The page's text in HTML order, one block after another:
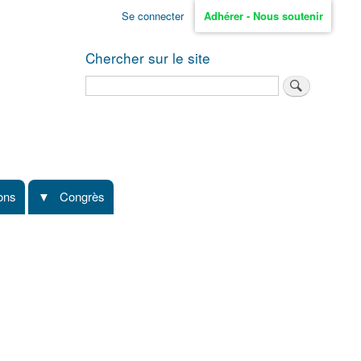
Se connecter Adhérer - Nous soutenir
Chercher sur le site
Congrès